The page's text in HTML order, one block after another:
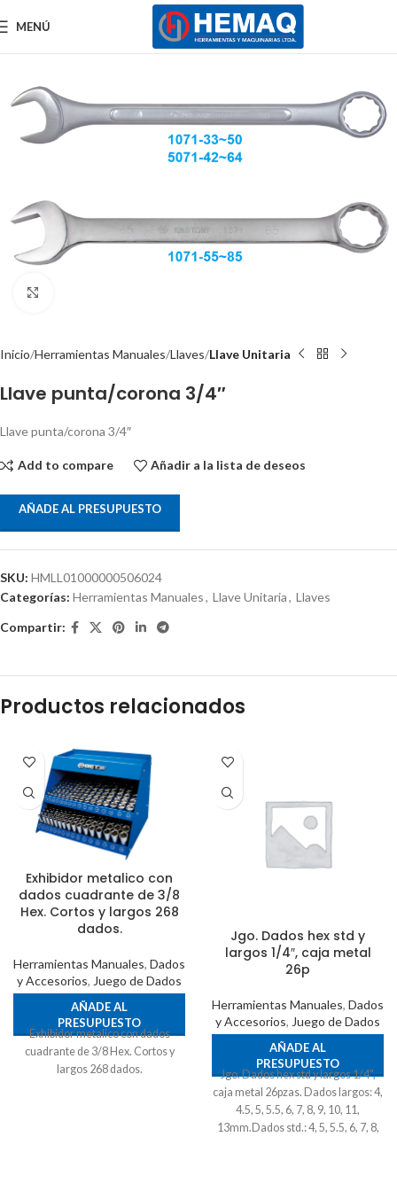
MENÚ
Inicio Herramientas Manuales Llaves Llave Unitaria
Llave punta/corona 3/4″
Llave punta/corona 3/4″
Add to compare Añadir a la lista de deseos
AÑADE AL PRESUPUESTO
SKU: HMLL01000000506024
Categorías: Herramientas Manuales, Llave Unitaria, Llaves
Compartir:
Productos relacionados
Exhibidor metalico con
dados cuadrante de 3/8
Hex. Cortos y largos 268
dados.
Herramientas Manuales, Dados
y Accesorios, Juego de Dados
AÑADE AL
PRESUPUESTO
Exhibidor metalico con dados
cuadrante de 3/8 Hex. Cortos y
largos 268 dados.
Jgo. Dados hex std y
largos 1/4″, caja metal
26p
Herramientas Manuales, Dados
y Accesorios, Juego de Dados
AÑADE AL
PRESUPUESTO
Jgo. Dados hex std y largos 1/4",
caja metal 26pzas. Dados largos: 4,
4.5, 5, 5.5, 6, 7, 8, 9, 10, 11,
13mm.Dados std.: 4, 5, 5.5, 6, 7, 8,